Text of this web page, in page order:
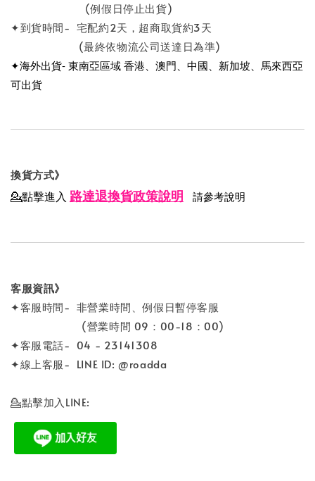
(例假日停止出貨)
✦到貨時間- 宅配約2天，超商取貨約3天
(最終依物流公司送達日為準)
✦海外出貨- 東南亞區域 香港、澳門、中國、新加坡、馬來西亞
可出貨
換貨方式》
💁點擊進入 路達退換貨政策說明 請參考說明
客服資訊》
✦客服時間- 非營業時間、例假日暫停客服
(營業時間 09：00-18：00)
✦客服電話- 04 - 23141308
✦線上客服- LINE ID: @roadda
💁點擊加入LINE: